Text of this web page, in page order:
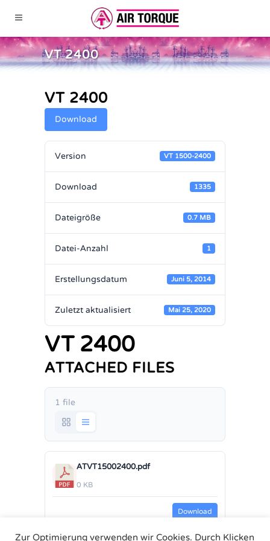
VT 2400
VT 2400
Download
Version VT 1500-2400
Download 1335
Dateigröße 0.7 MB
Datei-Anzahl 1
Erstellungsdatum Juni 5, 2014
Zuletzt aktualisiert Mai 25, 2020
VT 2400
ATTACHED FILES
1 file
ATVT15002400.pdf
0 KB
Download
Zur Optimierung verwenden wir Cookies. Durch Klicken